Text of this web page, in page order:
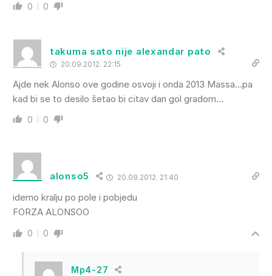
0 0
takuma sato nije alexandar pato
20.09.2012. 22:15
Ajde nek Alonso ove godine osvoji i onda 2013 Massa…pa
kad bi se to desilo šetao bi citav dan gol gradom…
0 0
alonso5 20.09.2012. 21:40
idemo kralju po pole i pobjedu
FORZA ALONSOO
0 0
Mp4-27